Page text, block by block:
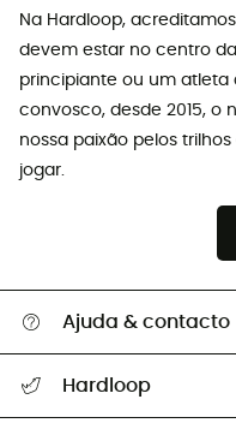
Na Hardloop,
devem estar no centro
principiante ou um atleta
convosco, desde 2015, o
nossa paixão pelos
jogar.
Ajuda & contacto
Devoluções e reembolsos
Hardloop